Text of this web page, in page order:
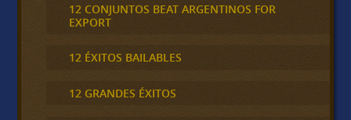
12 CONJUNTOS BEAT ARGENTINOS FOR
EXPORT
12 ÉXITOS BAILABLES
12 GRANDES ÉXITOS